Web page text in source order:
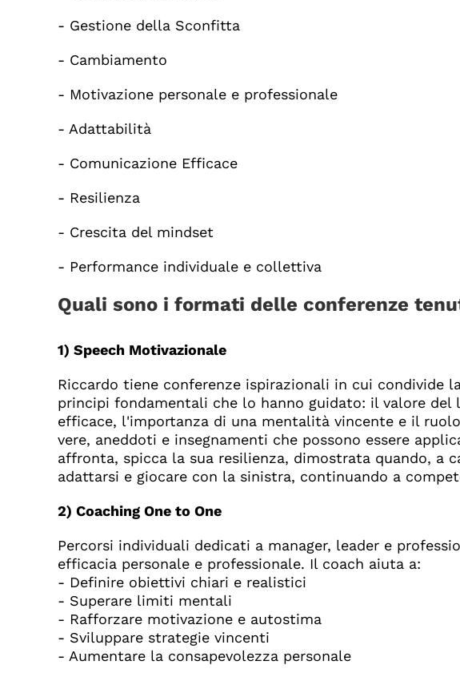
- Gestione della Sconfitta
- Cambiamento
- Motivazione personale e professionale
- Adattabilità
- Comunicazione Efficace
- Resilienza
- Crescita del mindset
- Performance individuale e collettiva
Quali sono i formati delle conferenze
1) Speech Motivazionale
Riccardo tiene conferenze ispirazionali in cui condivide
principi fondamentali che lo hanno guidato: il valore del
efficace, l'importanza di una mentalità vincente e il
vere, aneddoti e insegnamenti che possono essere
affronta, spicca la sua resilienza, dimostrata quando, a
adattarsi e giocare con la sinistra, continuando a
2) Coaching One to One
Percorsi individuali dedicati a manager, leader e
efficacia personale e professionale. Il coach aiuta a:
- Definire obiettivi chiari e realistici
- Superare limiti mentali
- Rafforzare motivazione e autostima
- Sviluppare strategie vincenti
- Aumentare la consapevolezza personale